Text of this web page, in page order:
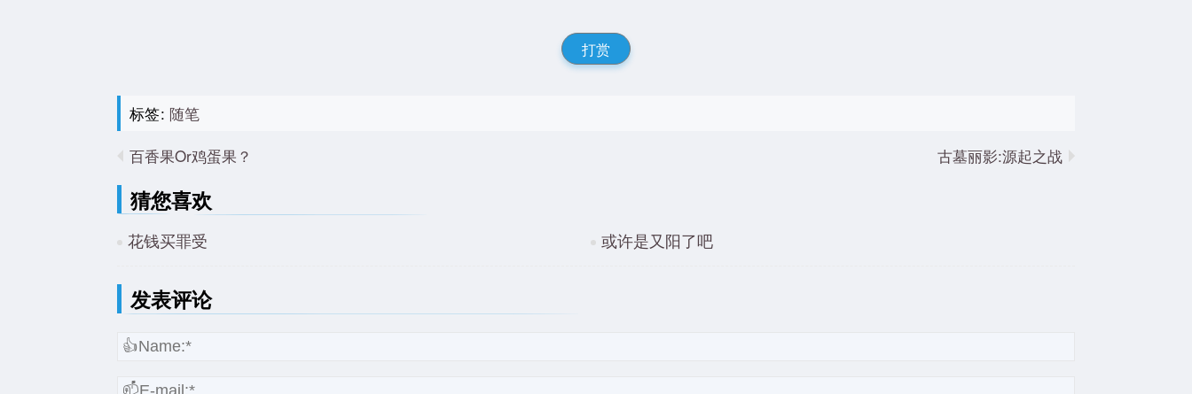
打赏
标签: 随笔
百香果Or鸡蛋果？
古墓丽影:源起之战
猜您喜欢
花钱买罪受 或许是又阳了吧
发表评论